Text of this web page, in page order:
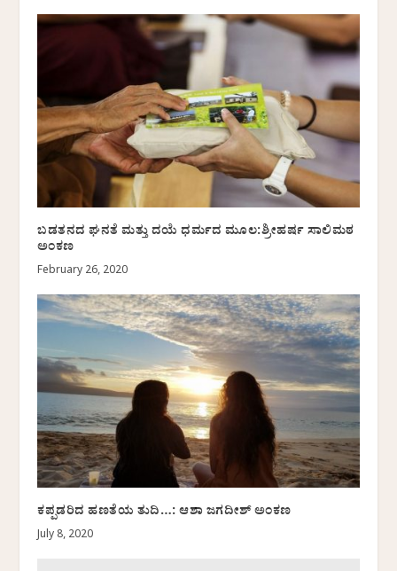
ಬಡತನದ ಘನತೆ ಮತ್ತು ದಯೆ ಧರ್ಮದ ಮೂಲ:ಶ್ರೀಹರ್ಷ ಸಾಲಿಮಠ
ಅಂಕಣ
February 26, 2020
ಕಪ್ಪಡರಿದ ಹಣತೆಯ ತುದಿ…: ಆಶಾ ಜಗದೀಶ್ ಅಂಕಣ
July 8, 2020